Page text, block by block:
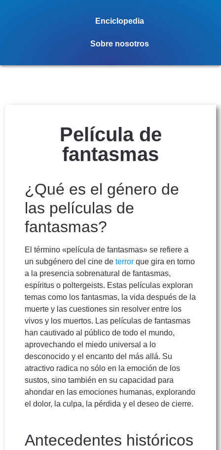
Enciclopedia
Sobre nosotros
Película de
fantasmas
¿Qué es el género de
las películas de
fantasmas?
El término «película de fantasmas» se refiere a
un subgénero del cine de terror que gira en torno
a la presencia sobrenatural de fantasmas,
espíritus o poltergeists. Estas películas exploran
temas como los fantasmas, la vida después de la
muerte y las cuestiones sin resolver entre los
vivos y los muertos. Las películas de fantasmas
han cautivado al público de todo el mundo,
aprovechando el miedo universal a lo
desconocido y el encanto del más allá. Su
atractivo radica no sólo en la emoción de los
sustos, sino también en su capacidad para
ahondar en las emociones humanas, explorando
el dolor, la culpa, la pérdida y el deseo de cierre.
Antecedentes históricos